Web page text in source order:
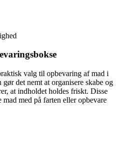
valg til opbevaring af mad i
det nemt at organisere skabe og
at indholdet holdes friskt. Disse
mad med på farten eller opbevare